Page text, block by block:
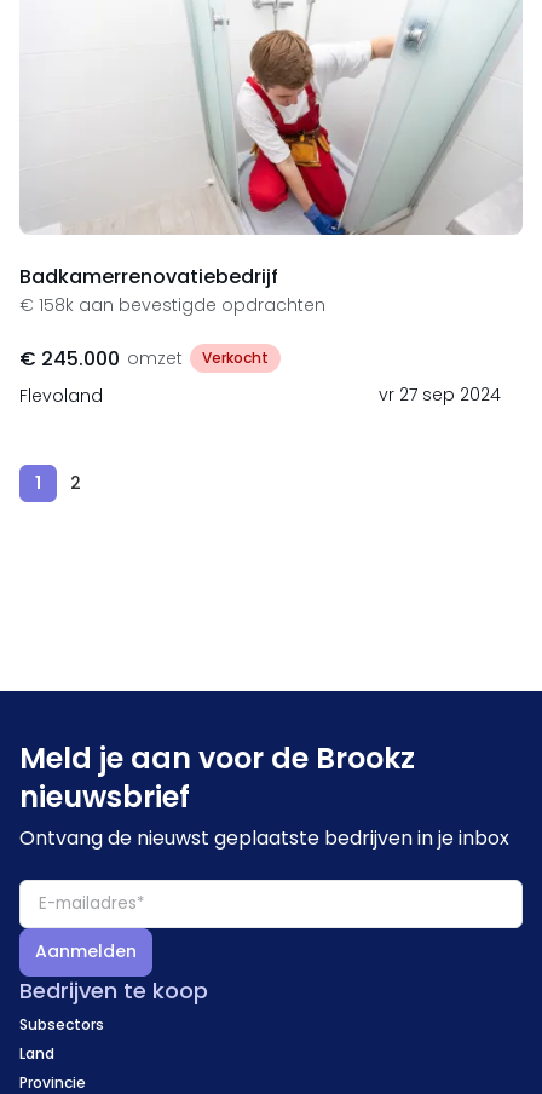
Badkamerrenovatiebedrijf
€ 158k aan bevestigde opdrachten
€ 245.000 omzet Verkocht
Flevoland vr 27 sep 2024
1 2
Meld je aan voor de Brookz
nieuwsbrief
Ontvang de nieuwst geplaatste bedrijven in je inbox
Aanmelden
Bedrijven te koop
Subsectors
Land
Provincie